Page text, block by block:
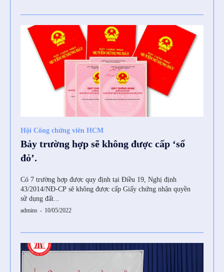
Hội Công chứng viên HCM
Bảy trường hợp sẽ không được cấp ‘sổ
đỏ’.
Có 7 trường hợp được quy định tại Điều 19, Nghị định
43/2014/NĐ-CP sẽ không được cấp Giấy chứng nhận quyền
sử dụng đất...
admins - 10/05/2022